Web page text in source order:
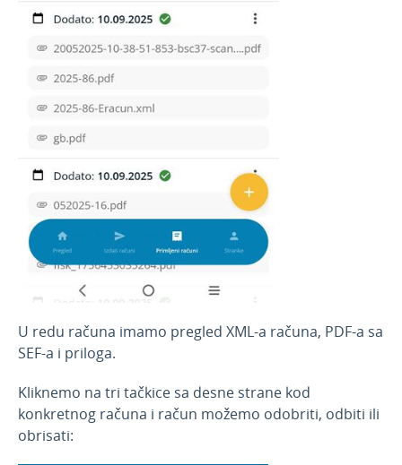
U redu računa imamo pregled XML-a računa, PDF-a sa
SEF-a i priloga.
Kliknemo na tri tačkice sa desne strane kod
konkretnog računa i račun možemo odobriti, odbiti ili
obrisati: